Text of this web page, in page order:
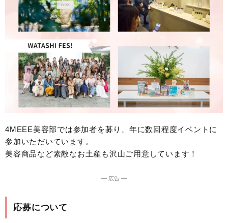
4MEEE美容部では参加者を募り、年に数回程度イベントに
参加いただいています。
美容商品など素敵なお土産も沢山ご用意しています！
― 広告 ―
応募について